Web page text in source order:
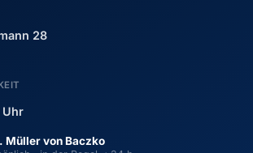
28
Uhr
Müller von Baczko